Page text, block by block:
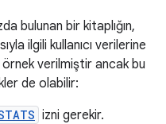
bulunan bir kitaplığın,
ilgili kullanıcı verilerine
verilmiştir ancak bu
de olabilir:
izni gerekir.